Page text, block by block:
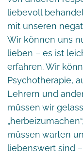
liebevoll
mit unseren
Wir können uns
lieben – es ist
erfahren. Wir
Psychotherapie,
Lehrern und
müssen wir
müssen warten
liebenswert sind